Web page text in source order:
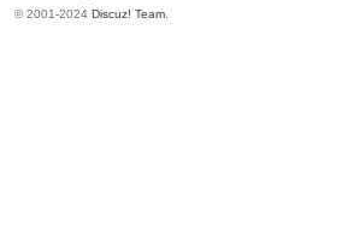
© 2001-2024 Discuz! Team